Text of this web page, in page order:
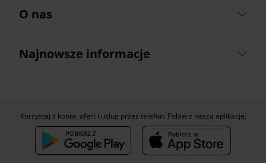
O nas
Najnowsze informacje
Korzystaj z konta, ofert i usług przez telefon. Pobierz naszą aplikację: